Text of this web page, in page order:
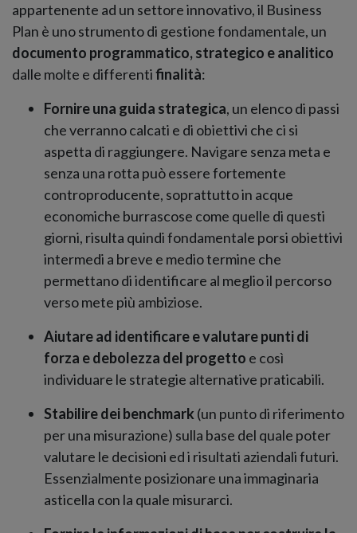
appartenente ad un settore innovativo, il Business
Plan è uno strumento di gestione fondamentale, un
documento programmatico, strategico e analitico
dalle molte e differentifinalità:
Fornire una guida strategica, un elenco di passi
che verranno calcati e di obiettivi che ci si
aspetta di raggiungere. Navigare senza meta e
senza una rotta può essere fortemente
controproducente, soprattutto in acque
economiche burrascose come quelle di questi
giorni, risulta quindi fondamentale porsi obiettivi
intermedi a breve e medio termine che
permettano di identificare al meglio il percorso
verso mete più ambiziose.
Aiutare ad identificare e valutare punti di
forza e debolezza del progetto e così
individuare le strategie alternative praticabili.
Stabilire dei benchmark (un punto di riferimento
per una misurazione) sulla base del quale poter
valutare le decisioni ed i risultati aziendali futuri.
Essenzialmente posizionare una immaginaria
asticella con la quale misurarci.